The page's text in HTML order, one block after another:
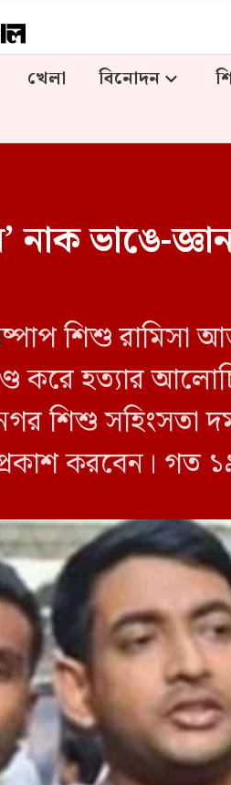
খেলা বিনোদন
নাক ভাঙে-
শিশু রামিসা
করে হত্যার
সহিংসতা দমন
করবেন। গত